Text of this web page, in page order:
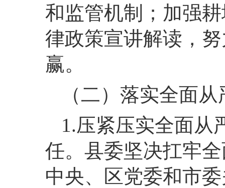
和监管机制；加强
律政策宣讲解读，
赢。
（二）落实全面
1.压紧压实全面从
任。县委坚决扛牢
中央、区党委和市